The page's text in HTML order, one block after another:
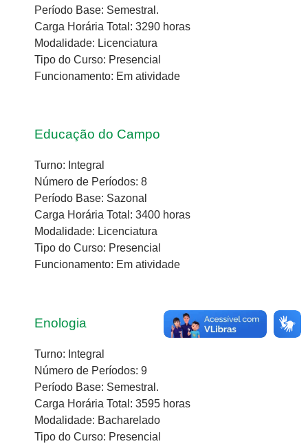
Período Base: Semestral.
Carga Horária Total: 3290 horas
Modalidade: Licenciatura
Tipo do Curso: Presencial
Funcionamento: Em atividade
Educação do Campo
Turno: Integral
Número de Períodos: 8
Período Base: Sazonal
Carga Horária Total: 3400 horas
Modalidade: Licenciatura
Tipo do Curso: Presencial
Funcionamento: Em atividade
Enologia
Turno: Integral
Número de Períodos: 9
Período Base: Semestral.
Carga Horária Total: 3595 horas
Modalidade: Bacharelado
Tipo do Curso: Presencial